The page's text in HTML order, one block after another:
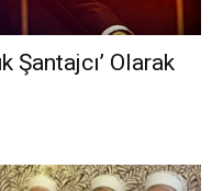
Şantajcı’ Olarak